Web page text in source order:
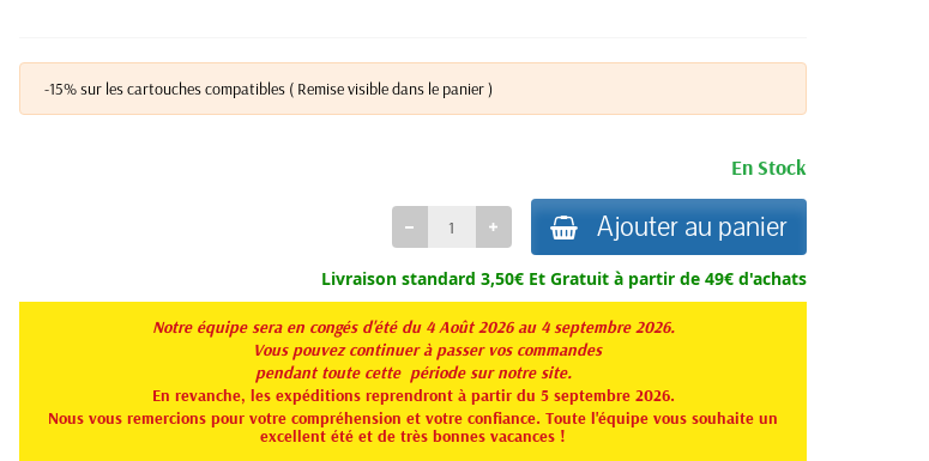
-15% sur les cartouches compatibles ( Remise visible dans le panier )
En Stock
Ajouter au panier
Livraison standard 3,50€ Et Gratuit à partir de 49€ d'achats
Notre équipe sera en congés d'été du 4 Août 2026 au 4 septembre 2026.
Vous pouvez continuer à passer vos commandes
pendant toute cette période sur notre site.
En revanche, les expéditions reprendront à partir du 5 septembre 2026.
Nous vous remercions pour votre compréhension et votre confiance. Toute l'équipe vous souhaite un
excellent été et de très bonnes vacances !